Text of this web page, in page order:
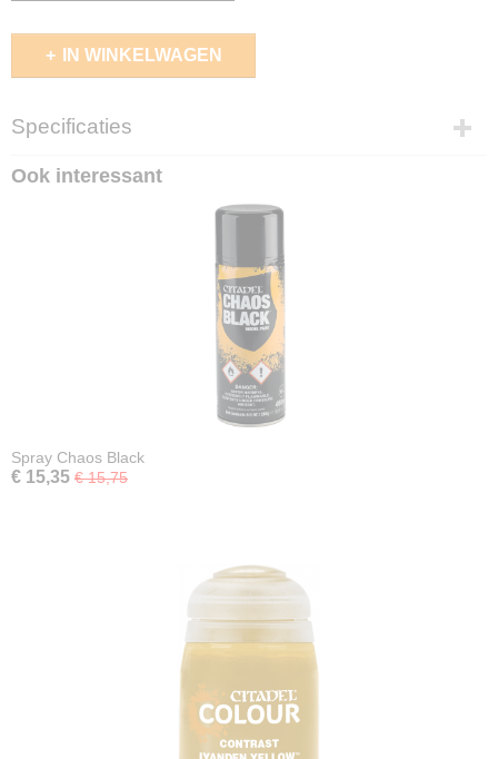
IN WINKELWAGEN
Specificaties
EAN code
Ook interessant
Spray Chaos Black
€ 15,35 € 15,75